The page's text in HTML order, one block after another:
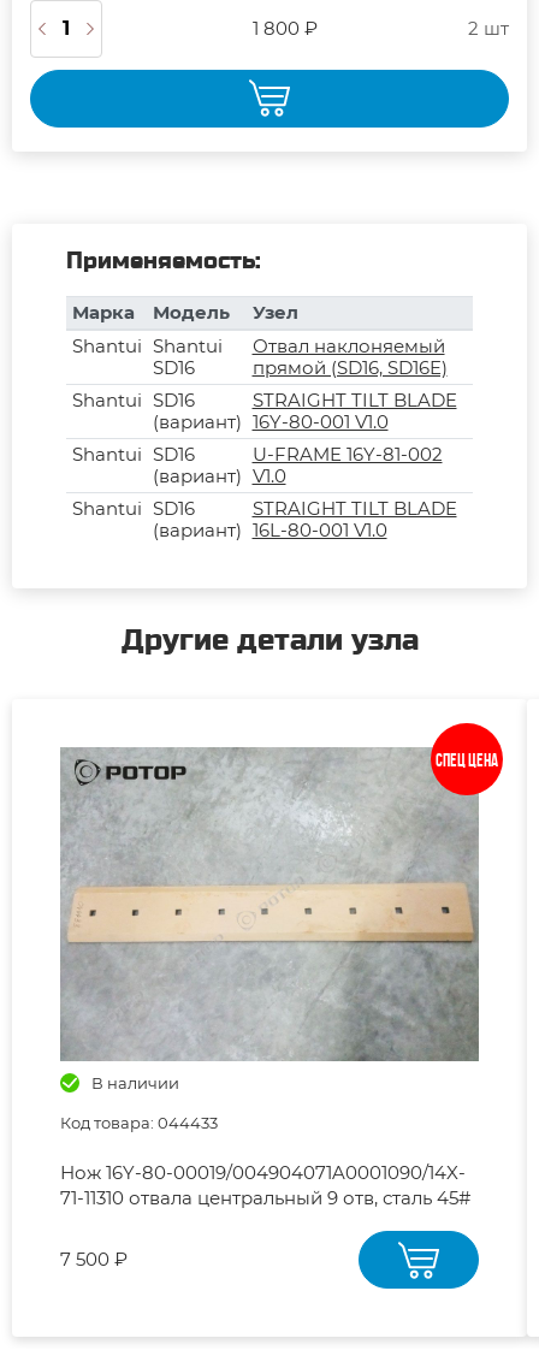
1 800 ₽ 2 шт
Применяемость:
Марка Модель
Узел
Shantui Shantui
SD16
Отвал наклоняемый
прямой (SD16, SD16E)
Shantui SD16
(вариант)
STRAIGHT TILT BLADE
16Y-80-001 V1.0
Shantui SD16
(вариант)
U-FRAME 16Y-81-002
V1.0
Shantui SD16
(вариант)
STRAIGHT TILT BLADE
16L-80-001 V1.0
Другие детали узла
Спец цена
В наличии
Код товара: 044433
Нож 16Y-80-00019/004904071A0001090/14X-
71-11310 отвала центральный 9 отв, сталь 45#
7 500 ₽